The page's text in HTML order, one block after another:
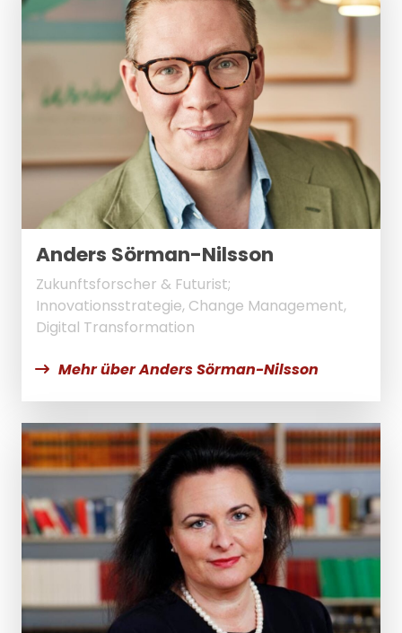
Anders Sörman-Nilsson
Zukunftsforscher & Futurist;
Innovationsstrategie, Change Management,
Digital Transformation
Mehr über Anders Sörman-Nilsson